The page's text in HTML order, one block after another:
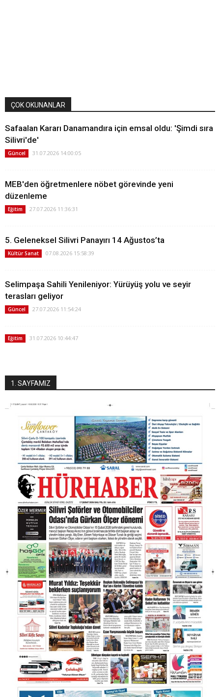
ÇOK OKUNANLAR
Safaalan Kararı Danamandıra için emsal oldu: 'Şimdi sıra
Silivri'de'
Güncel 31.07.2026 14:00:05
MEB'den öğretmenlere nöbet görevinde yeni
düzenleme
Eğitim 27.07.2026 11:36:31
5. Geleneksel Silivri Panayırı 14 Ağustos’ta
Kültür Sanat 07.08.2026 15:58:39
Selimpaşa Sahili Yenileniyor: Yürüyüş yolu ve seyir
terasları geliyor
Güncel 27.07.2026 11:54:24
Eğitim 31.07.2026 10:44:47
1. SAYFAMIZ